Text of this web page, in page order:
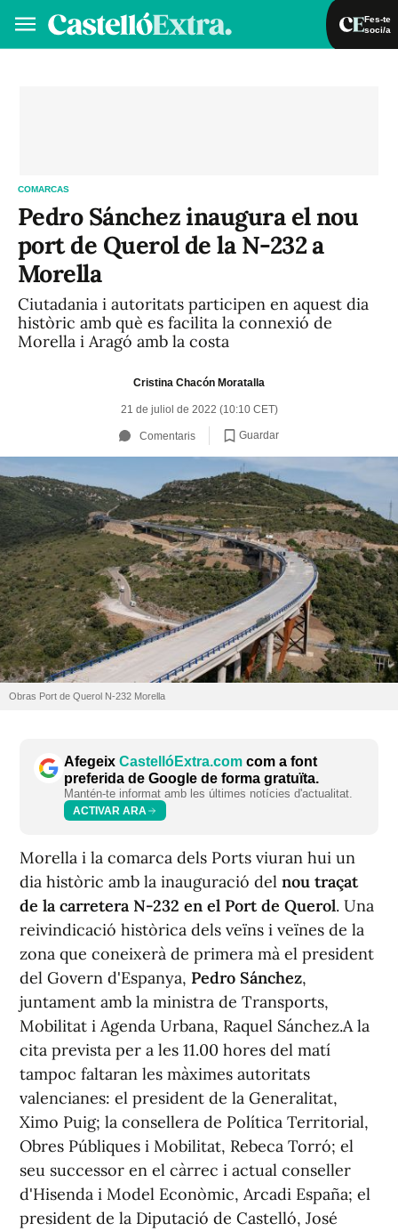
Fes-te
soci/a
COMARCAS
Pedro Sánchez inaugura el nou
port de Querol de la N-232 a
Morella
Ciutadania i autoritats participen en aquest dia
històric amb què es facilita la connexió de
Morella i Aragó amb la costa
Cristina Chacón Moratalla
21 de juliol de 2022 (10:10 CET)
Comentaris Guardar
Obras Port de Querol N-232 Morella
Afegeix CastellóExtra.com com a font
preferida de Google de forma gratuïta.
Mantén-te informat amb les últimes notícies d'actualitat.
ACTIVAR ARA
Morella i la comarca dels Ports viuran hui un
dia històric amb la inauguració del nou traçat
de la carretera N-232 en el Port de Querol. Una
reivindicació històrica dels veïns i veïnes de la
zona que coneixerà de primera mà el president
del Govern d'Espanya, Pedro Sánchez,
juntament amb la ministra de Transports,
Mobilitat i Agenda Urbana, Raquel Sánchez.A la
cita prevista per a les 11.00 hores del matí
tampoc faltaran les màximes autoritats
valencianes: el president de la Generalitat,
Ximo Puig; la consellera de Política Territorial,
Obres Públiques i Mobilitat, Rebeca Torró; el
seu successor en el càrrec i actual conseller
d'Hisenda i Model Econòmic, Arcadi España; el
president de la Diputació de Castelló, José